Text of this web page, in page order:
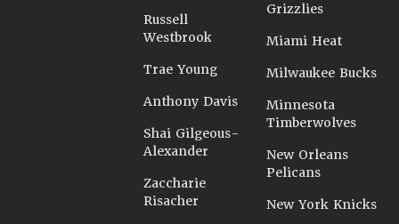
Russell
Westbrook
Trae Young
Anthony Davis
Shai Gilgeous-
Alexander
Zaccharie
Risacher
Grizzlies
Miami Heat
Milwaukee Bucks
Minnesota
Timberwolves
New Orleans
Pelicans
New York Knicks